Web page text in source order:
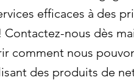
efficaces à des
Contactez-nous dès
comment nous
des produits de